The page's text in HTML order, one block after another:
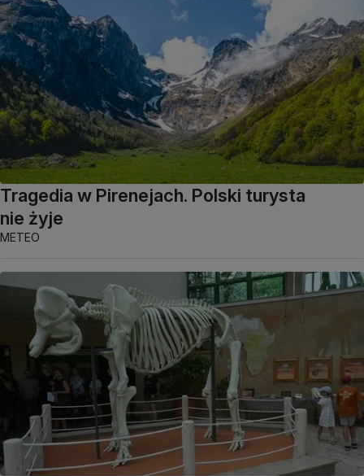
Tragedia w Pirenejach. Polski turysta
nie żyje
METEO